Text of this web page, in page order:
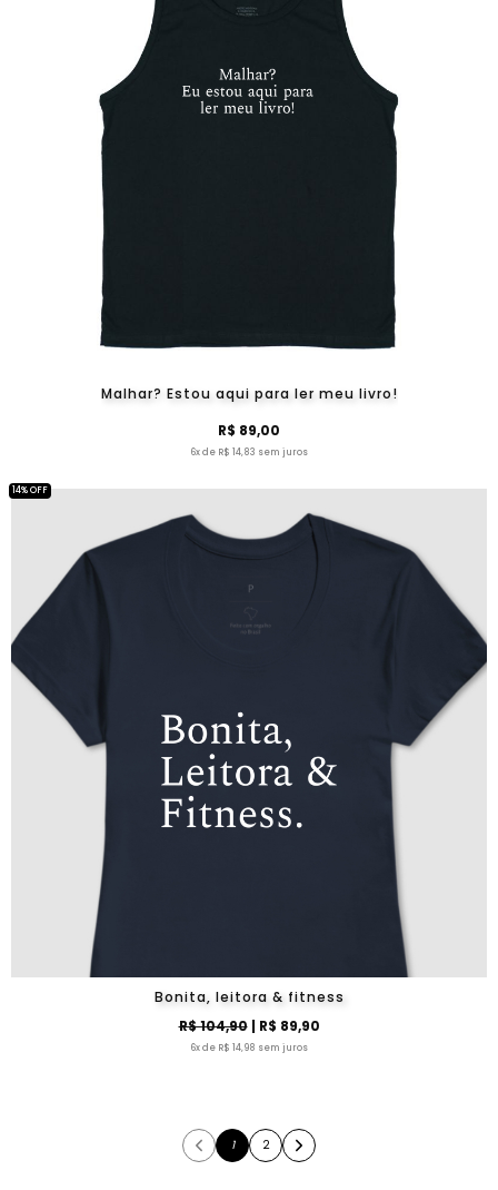
Malhar? Estou aqui para ler meu livro!
R$ 89,00
6x de R$ 14,83 sem juros
Bonita, leitora & fitness
R$ 104,90| R$ 89,90
6x de R$ 14,98 sem juros
14% OFF
1 2